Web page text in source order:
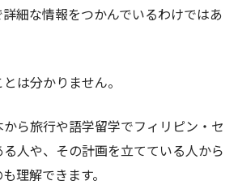
細な情報をつかんでいるわけではあ
は分かりません。
ら旅行や語学留学でフィリピン・セ
人や、その計画を立てている人から
理解できます。